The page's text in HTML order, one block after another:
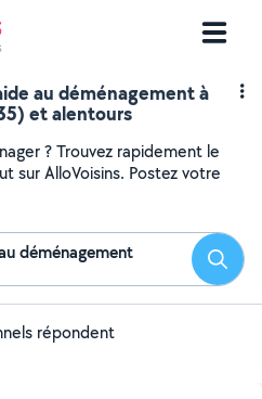
au déménagement à
et alentours
? Trouvez rapidement le
sur AlloVoisins. Postez votre
déménagement
répondent